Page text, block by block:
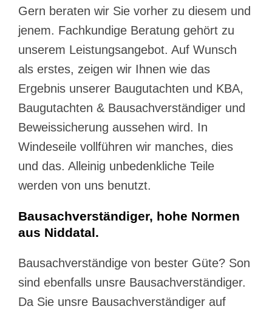
Gern beraten wir Sie vorher zu diesem und
jenem. Fachkundige Beratung gehört zu
unserem Leistungsangebot. Auf Wunsch
als erstes, zeigen wir Ihnen wie das
Ergebnis unserer Baugutachten und KBA,
Baugutachten & Bausachverständiger und
Beweissicherung aussehen wird. In
Windeseile vollführen wir manches, dies
und das. Alleinig unbedenkliche Teile
werden von uns benutzt.
Bausachverständiger, hohe Normen
aus Niddatal.
Bausachverständige von bester Güte? Son
sind ebenfalls unsre Bausachverständiger.
Da Sie unsre Bausachverständiger auf